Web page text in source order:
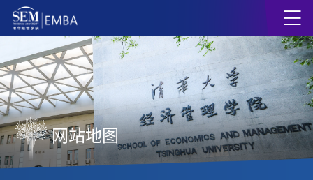
网站地图